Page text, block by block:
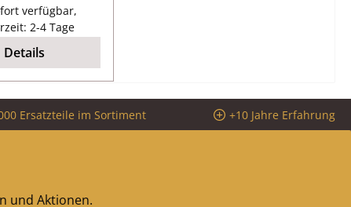
4
39 x 8 mm
Metall
verfügbar,
2-4 Tage
Details
Ersatzteile im Sortiment +10 Jahre Erfahrung
und Aktionen.